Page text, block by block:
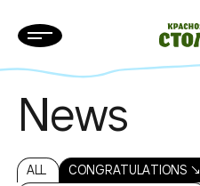
News
ALL CONGRATULATIONS ↘